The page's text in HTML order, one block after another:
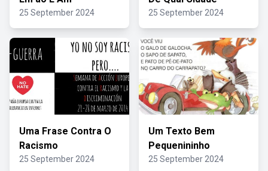
25 September 2024 25 September 2024
Uma Frase Contra O
Racismo
25 September 2024
Um Texto Bem
Pequenininho
25 September 2024